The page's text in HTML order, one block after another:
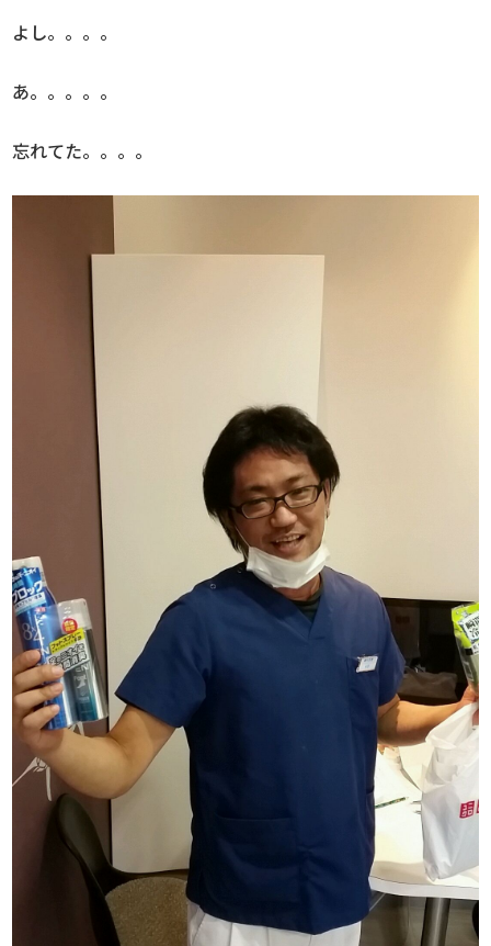
よし。。。。
あ。。。。。
忘れてた。。。。